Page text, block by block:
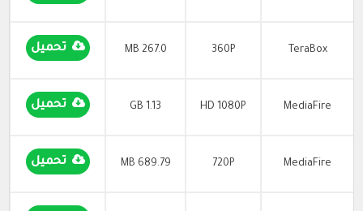
TeraBox
360P
267.0 MB تحميل
MediaFire
HD 1080P
1.13 GB تحميل
MediaFire
720P
689.79 MB تحميل